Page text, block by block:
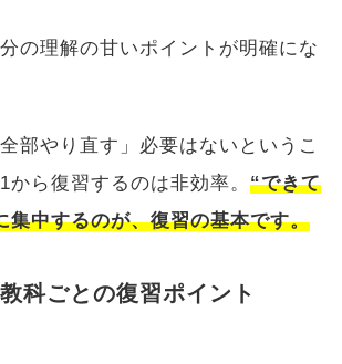
の理解の甘いポイントが明確にな
部やり直す」必要はないというこ
から復習するのは非効率。“できて
集中するのが、復習の基本です。
科ごとの復習ポイント